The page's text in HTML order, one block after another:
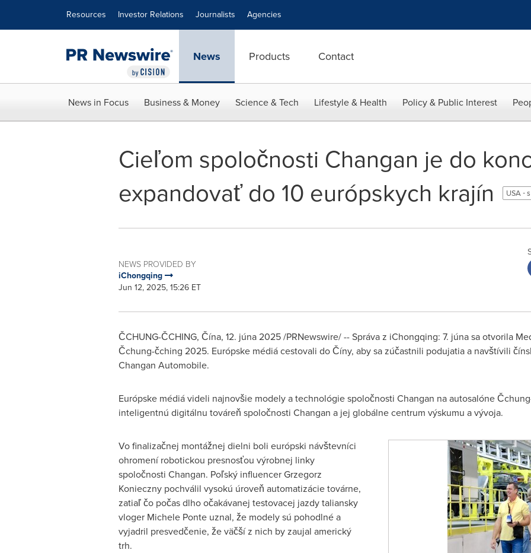
Resources Investor Relations Journalists Agencies
News Products Contact
News in Focus Business & Money Science & Tech Lifestyle & Health Policy & Public Interest
Cieľom spoločnosti Changan je do
expandovať do 10 európskych krajín
USA -
NEWS PROVIDED BY
iChongqing
Jun 12, 2025, 15:26 ET
ČCHUNG-ČCHING, Čína, 12. júna 2025/PRNewswire/ -- Správa z iChongqing: 7. júna sa otvorila
Čchung-čching 2025. Európske médiá cestovali do Číny, aby sa zúčastnili podujatia a navštívili
Changan Automobile.
Európske médiá videli najnovšie modely a technológie spoločnosti Changan na autosalóne
inteligentnú digitálnu továreň spoločnosti Changan a jej globálne centrum výskumu a vývoja.
Vo finalizačnej montážnej dielni boli európski návštevníci
ohromení robotickou presnosťou výrobnej linky
spoločnosti Changan. Poľský influencerGrzegorz
Koniecznypochválil vysokú úroveň automatizácie továrne,
zatiaľ čo počas dlho očakávanej testovacej jazdy taliansky
vloger Michele Ponteuznal, že modely sú pohodlné a
vyjadril presvedčenie, že väčší z nich by zaujal americký
trh.